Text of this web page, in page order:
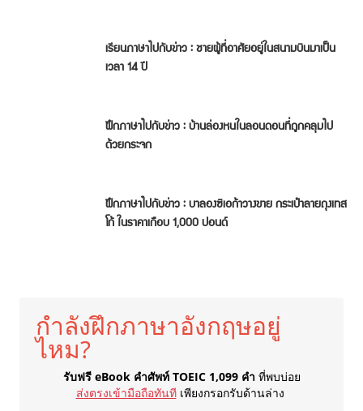
เรียนภาษาไปกับข่าว : ชายผู้ที่อาศัยอยู่ในสนามบินมาเป็น
เวลา 14 ปี
ฝึกภาษาไปกับข่าว : บ้านล่องหนในลอนดอนที่ถูกคลุมไป
ด้วยกระจก
ฝึกภาษาไปกับข่าว : บาลองซิเอก้าวางขาย กระเป๋าลายถุงเทส
โก้ ในราคาเกือบ 1,000 ปอนด์
กำลังฝึกภาษาอังกฤษอยู่
ไหม?
รับฟรี eBook คำศัพท์ TOEIC 1,099 คำ ที่พบบ่อย
ส่งตรงเข้ามือถือทันที เพียงกรอกรับด้านล่าง